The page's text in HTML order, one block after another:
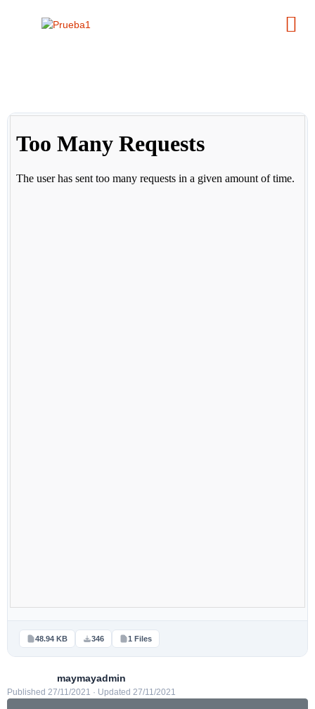
48.94 KB 346 1 Files
maymayadmin
Published 27/11/2021 · Updated 27/11/2021